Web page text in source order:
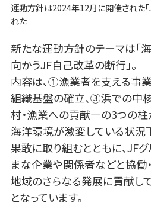
運動方針は2024年12月に開催された
れた
新たな運動方針のテーマは「
向かうJF自己改革の断行」。
内容は、①漁業者を支える事
組織基盤の確立、③浜での中
村・漁業への貢献―の3つの柱
海洋環境が激変している状況
果敢に取り組むとともに、JF
まな企業や関係者などと協働
地域のさらなる発展に貢献し
となっています。